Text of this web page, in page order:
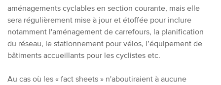
aménagements cyclables en section courante, mais elle
sera régulièrement mise à jour et étoffée pour inclure
notamment l'aménagement de carrefours, la planification
du réseau, le stationnement pour vélos, l’équipement de
bâtiments accueillants pour les cyclistes etc.
Au cas où les « fact sheets » n'aboutiraient à aucune